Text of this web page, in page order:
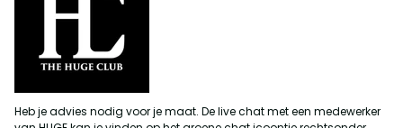
Heb je advies nodig voor je maat. De live chat met een medewerker